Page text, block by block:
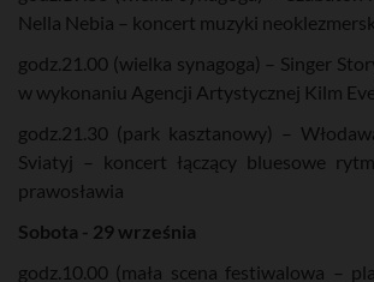
Nella Nebia – koncert muzyki
godz.21.00 (wielka synagoga) – Singer
w wykonaniu Agencji Artystycznej Kilm
godz.21.30 (park kasztanowy) –
Sviatyj – koncert łączący bluesowe
prawosławia
Sobota - 29 września
godz.10.00 (mała scena festiwalowa –